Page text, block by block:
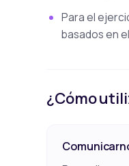
Para el
basados en
¿Cómo